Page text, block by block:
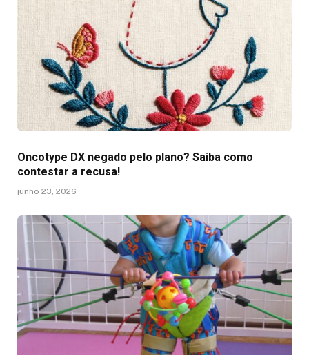
Oncotype DX negado pelo plano? Saiba como
contestar a recusa!
junho 23, 2026